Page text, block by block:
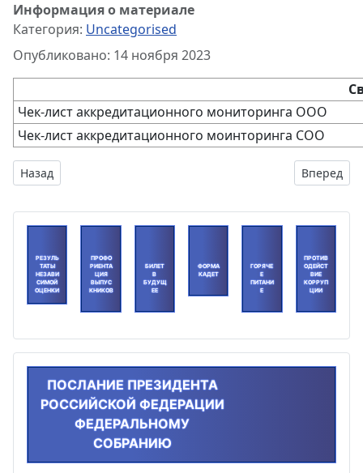
Информация о материале
Категория: Uncategorised
Опубликовано: 14 ноября 2023
Чек-лист аккредитационного мониторинга ООО
Чек-лист аккредитационного моинторинга СОО
Предыдущий: Школьный спортивный клуб "Атлет"
Назад Вперед
РЕЗУЛЬ
ТАТЫ
НЕЗАВИ
СИМОЙ
ОЦЕНКИ
ПРОФО
РИЕНТА
ЦИЯ
ВЫПУС
КНИКОВ
БИЛЕТ
В
БУДУЩ
ЕЕ
ФОРМА
КАДЕТ
ГОРЯЧЕ
Е
ПИТАНИ
Е
ПРОТИВ
ОДЕЙСТ
ВИЕ
КОРРУП
ЦИИ
ПОСЛАНИЕ ПРЕЗИДЕНТА
РОССИЙСКОЙ ФЕДЕРАЦИИ
ФЕДЕРАЛЬНОМУ
СОБРАНИЮ